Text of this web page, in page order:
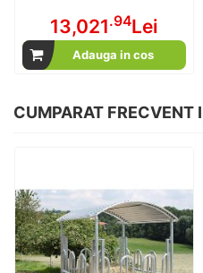
13,021.94Lei
Adauga in cos
CUMPARAT FRECVENT